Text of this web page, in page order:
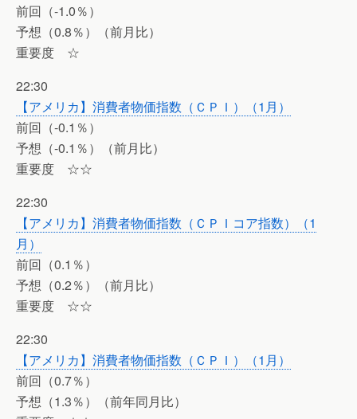
前回（-1.0％）
予想（0.8％）（前月比）
重要度 ☆
22:30
【アメリカ】消費者物価指数（ＣＰＩ）（1月）
前回（-0.1％）
予想（-0.1％）（前月比）
重要度 ☆☆
22:30
【アメリカ】消費者物価指数（ＣＰＩコア指数）（1
月）
前回（0.1％）
予想（0.2％）（前月比）
重要度 ☆☆
22:30
【アメリカ】消費者物価指数（ＣＰＩ）（1月）
前回（0.7％）
予想（1.3％）（前年同月比）